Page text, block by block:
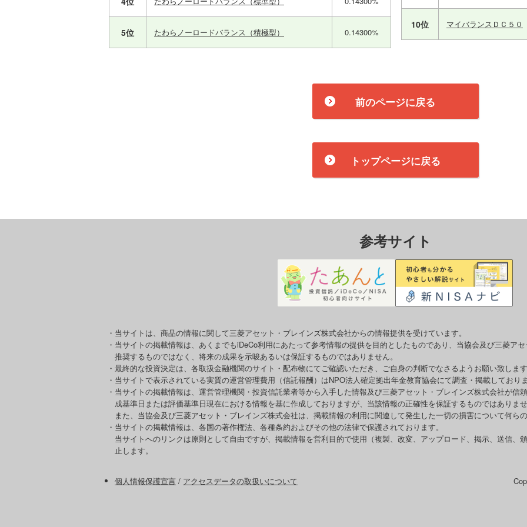
5位 たわらノーロードバランス（積極型） 0.14300%
10位 マイバランスＤＣ５０
前のページに戻る
トップページに戻る
参考サイト
・当サイトは、商品の情報に関して三菱アセット・ブレインズ株式会社からの情報提供を受けています。
・当サイトの掲載情報は、あくまでもiDeCo利用にあたって参考情報の提供を目的としたものであり、当協会及び三菱ア
推奨するものではなく、将来の成果を示唆あるいは保証するものではありません。
・最終的な投資決定は、各取扱金融機関のサイト・配布物にてご確認いただき、ご自身の判断でなさるようお願い致します
・当サイトで表示されている実質の運営管理費用（信託報酬）はNPO法人確定拠出年金教育協会にて調査・掲載しておりま
・当サイトの掲載情報は、運営管理機関・投資信託業者等から入手した情報及び三菱アセット・ブレインズ株式会社が信
成基準日または評価基準日現在における情報を基に作成しておりますが、当該情報の正確性を保証するものではありませ
また、当協会及び三菱アセット・ブレインズ株式会社は、掲載情報の利用に関連して発生した一切の損害について何らの
・当サイトの掲載情報は、各国の著作権法、各種条約およびその他の法律で保護されております。
当サイトへのリンクは原則として自由ですが、掲載情報を営利目的で使用（複製、改変、アップロード、掲示、送信、
止します。
個人情報保護宣言 / アクセスデータの取扱いについて